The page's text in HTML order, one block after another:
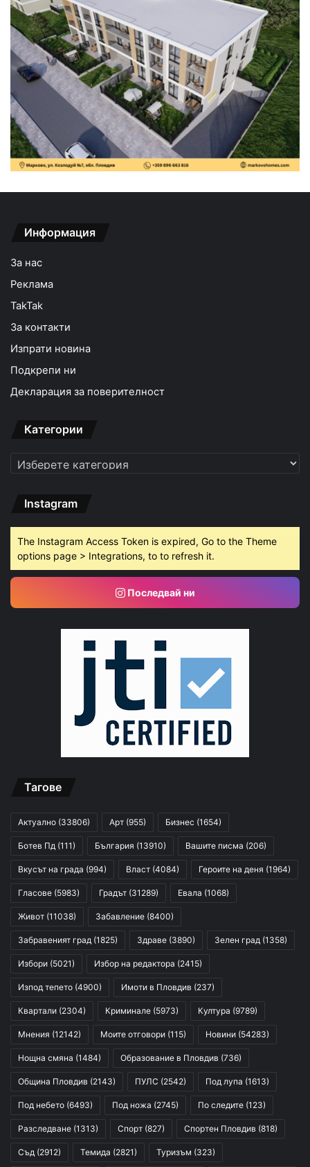
Информация
За нас
Реклама
TakTak
За контакти
Изпрати новина
Подкрепи ни
Декларация за поверителност
Категории
Категории
Instagram
The Instagram Access Token is expired, Go to the Theme
options page > Integrations, to to refresh it.
Последвай ни
Тагове
Актуално (33806) Арт (955) Бизнес (1654)
Ботев Пд (111) България (13910) Вашите писма (206)
Вкусът на града (994) Власт (4084) Героите на деня (1964)
Гласове (5983) Градът (31289) Евала (1068)
Живот (11038) Забавление (8400)
Забравеният град (1825) Здраве (3890) Зелен град (1358)
Избори (5021) Избор на редактора (2415)
Изпод тепето (4900) Имоти в Пловдив (237)
Квартали (2304) Криминале (5973) Култура (9789)
Мнения (12142) Моите отговори (115) Новини (54283)
Нощна смяна (1484) Образование в Пловдив (736)
Община Пловдив (2143) ПУЛС (2542) Под лупа (1613)
Под небето (6493) Под ножа (2745) По следите (123)
Разследване (1313) Спорт (827) Спортен Пловдив (818)
Съд (2912) Темида (2821) Туризъм (323)